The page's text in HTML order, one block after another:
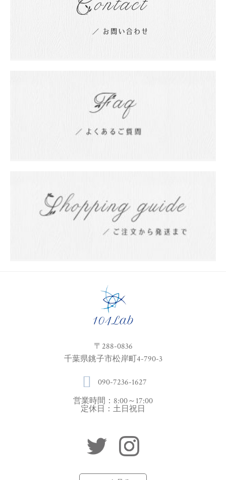
〒288-0836
千葉県銚子市松岸町4-790-3
090-7236-1627
営業時間：8:00～17:00
定休日：土日祝日